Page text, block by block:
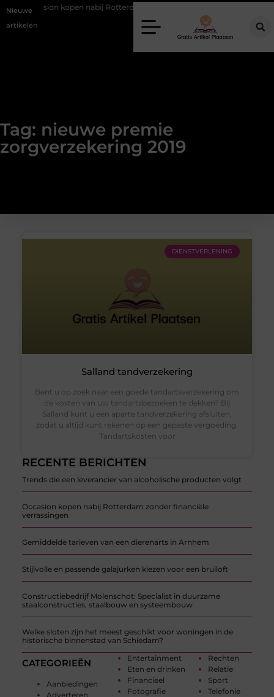
Nieuwe
artikelen
Occasion kopen nabij Rotterdam zonder financiële verrassingen
Tag: nieuwe premie
zorgverzekering 2019
RECENTE BERICHTEN
Trends die een leverancier van alcoholische producten volgt
Occasion kopen nabij Rotterdam zonder financiële
verrassingen
Gemiddelde tarieven van een dierenarts in Arnhem
Stijlvolle en passende galajurken kiezen voor een bruiloft
Constructiebedrijf Molenschot: Specialist in duurzame
staalconstructies, staalbouw en systeembouw
Welke sloten zijn het meest geschikt voor woningen in de
historische binnenstad van Schiedam?
CATEGORIEËN
Aanbiedingen
Adverteren
Entertainment
Eten en drinken
Financieel
Fotografie
Rechten
Relatie
Sport
Telefonie
DIENSTVERLENING
Salland tandverzekering
Bent u op zoek naar een goede tandartsverzekering om
de kosten van uw tandartsbezoeken te dekken? Bij
Salland kunt u een aparte tandverzekering afsluiten,
zodat u altijd kunt rekenen op een gepaste vergoeding.
Tandartskosten voor